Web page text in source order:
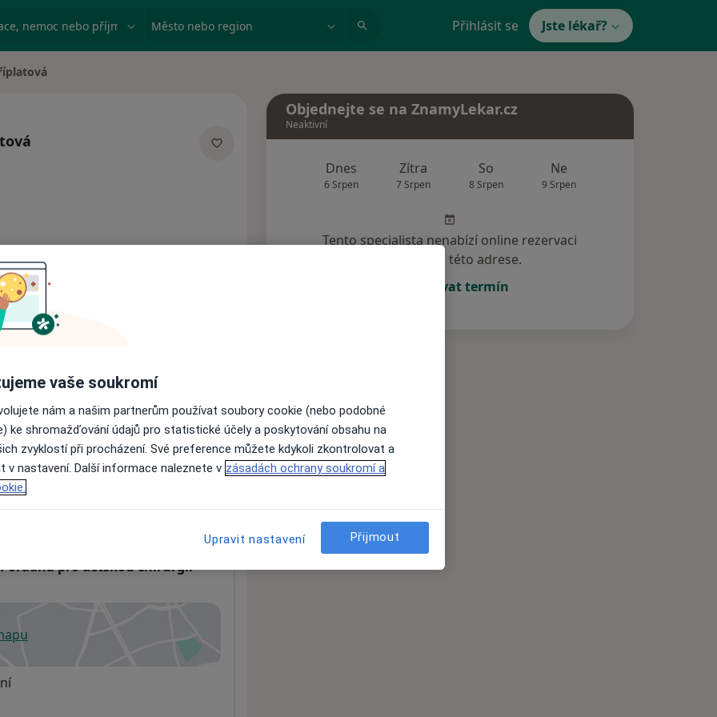
nemoc nebo příjmení Město nebo region Přihlásit se Jste lékař?
nejsou k dispozici
informace o svých službách.
pro dětskou chirurgii
v nové záložce
Objednejte se na ZnamyLekar.cz
Neaktivní
Dnes
6 Srpen
Zítra
7 Srpen
So
8 Srpen
Ne
9 Srpen
Tento specialista nenabízí online rezervaci
termínu na této adrese.
Rezervovat termín
vaše soukromí
nám a našim partnerům používat soubory cookie (nebo podobné
ke shromažďování údajů pro statistické účely a poskytování obsahu na
zvyklostí při procházení. Své preference můžete kdykoli zkontrolovat a
v nastavení. Další informace naleznete v zásadách ochrany soukromí a
Upravit nastavení Přijmout